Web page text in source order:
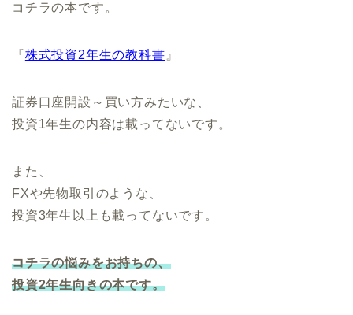
コチラの本です。
『株式投資2年生の教科書 』
証券口座開設～買い方みたいな、
投資1年生の内容は載ってないです。
また、
FXや先物取引のような、
投資3年生以上も載ってないです。
コチラの悩みをお持ちの、
投資2年生向きの本です。